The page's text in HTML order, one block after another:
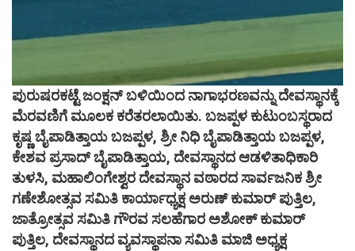
ಪುರುಷರಕಟ್ಟೆ ಜಂಕ್ಷನ್ ಬಳಿಯಿಂದ ನಾಗಾಭರಣವನ್ನು ದೇವಸ್ಥಾನಕ್ಕೆ
ಮೆರವಣಿಗೆ ಮೂಲಕ ಕರೆತರಲಾಯಿತು. ಬಜಪ್ಪಳ ಕುಟುಂಬಸ್ಥರಾದ
ಕೃಷ್ಣ ಬೈಪಾಡಿತ್ತಾಯ ಬಜಪ್ಪಳ, ಶ್ರೀ ನಿಧಿ ಬೈಪಾಡಿತ್ತಾಯ ಬಜಪ್ಪಳ,
ಕೇಶವ ಪ್ರಸಾದ್ ಬೈಪಾಡಿತ್ತಾಯ, ದೇವಸ್ಥಾನದ ಆಡಳಿತಾಧಿಕಾರಿ
ತುಳಸಿ, ಮಹಾಲಿಂಗೇಶ್ವರ ದೇವಸ್ಥಾನ ವಠಾರದ ಸಾರ್ವಜನಿಕ ಶ್ರೀ
ಗಣೇಶೋತ್ಸವ ಸಮಿತಿ ಕಾರ್ಯಾಧ್ಯಕ್ಷ ಅರುಣ್ ಕುಮಾರ್ ಪುತ್ತಿಲ,
ಜಾತ್ರೋತ್ಸವ ಸಮಿತಿ ಗೌರವ ಸಲಹೆಗಾರ ಅಶೋಕ್ ಕುಮಾರ್
ಪುತ್ತಿಲ, ದೇವಸ್ಥಾನದ ವ್ಯವಸ್ಥಾಪನಾ ಸಮಿತಿ ಮಾಜಿ ಅಧ್ಯಕ್ಷ